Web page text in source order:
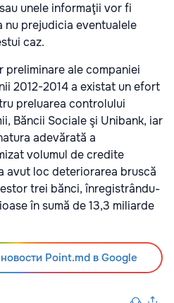
unele informaţii vor fi
prejudicia eventualele
caz.
ale companiei
2012-2014 a existat un efort
preluarea controlului
Băncii Sociale şi Unibank, iar
adevărată a
volumul de credite
avut loc deteriorarea bruscă
trei bănci, înregistrându-
în sumă de 13,3 miliarde
Point.md в Google